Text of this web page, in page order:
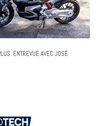
ENTREVUE AVEC JOSÉ